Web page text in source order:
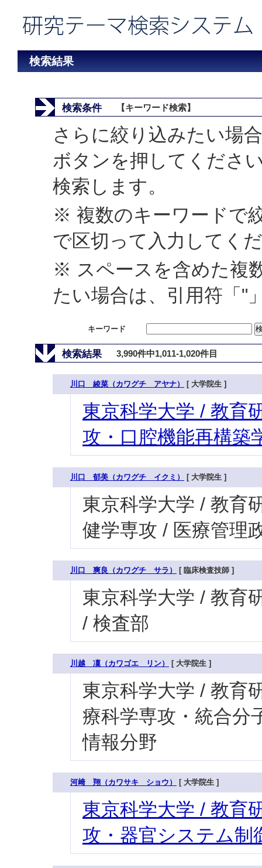
検索結果
検索条件 【キーワード検索】
さらに絞り込みたい場
ボタンを押してくださ
検索します。
※ 複数のキーワードで
で区切って入力してく
※ スペースを含めた複
たい場合は、引用符「"
キーワード
検索結果 3,990件中1,011-1,020件目
川口 綾菜（カワグチ アヤナ） [ 大学院生 ]
東京科学大学 / 教育
攻・口腔機能再構築
川口 郁美（カワグチ イクミ） [ 大学院生 ]
東京科学大学 / 教育
健学専攻 / 医療管理
川口 爽良（カワグチ サラ） [ 臨床検査技師 ]
東京科学大学 / 教育
/ 検査部
川越 凜（カワゴエ リン） [ 大学院生 ]
東京科学大学 / 教育
療科学専攻・統合分
情報分野
河﨑 翔（カワサキ ショウ） [ 大学院生 ]
東京科学大学 / 教育
攻・器官システム制